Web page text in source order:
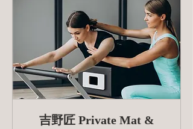
吉野匠 Private Mat &